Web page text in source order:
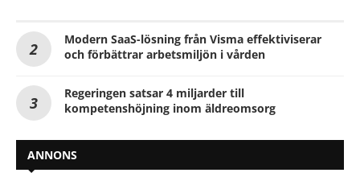
Modern SaaS-lösning från Visma effektiviserar
och förbättrar arbetsmiljön i vården
Regeringen satsar 4 miljarder till
kompetenshöjning inom äldreomsorg
ANNONS